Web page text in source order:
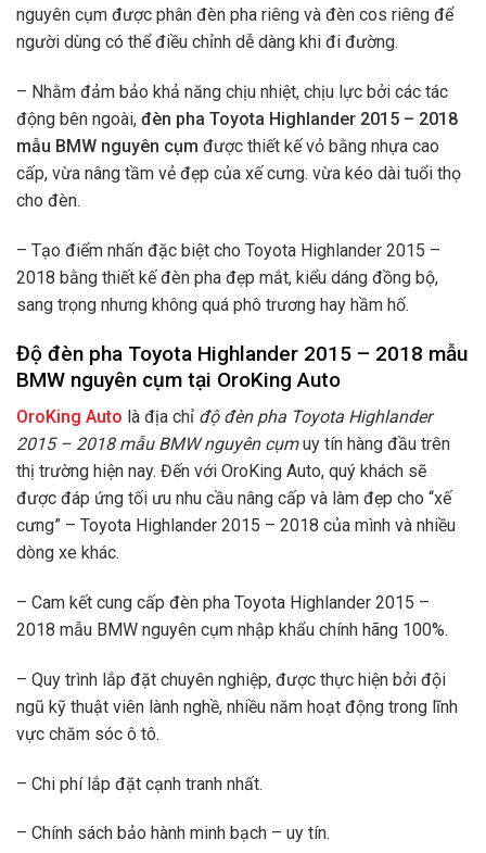
nguyên cụm được phân đèn pha riêng và đèn cos riêng để
người dùng có thể điều chỉnh dễ dàng khi đi đường.
– Nhằm đảm bảo khả năng chịu nhiệt, chịu lực bởi các tác
động bên ngoài, đèn pha Toyota Highlander 2015 – 2018
mẫu BMW nguyên cụm được thiết kế vỏ bằng nhựa cao
cấp, vừa nâng tầm vẻ đẹp của xế cưng. vừa kéo dài tuổi thọ
cho đèn.
– Tạo điểm nhấn đặc biệt cho Toyota Highlander 2015 –
2018 bằng thiết kế đèn pha đẹp mắt, kiểu dáng đồng bộ,
sang trọng nhưng không quá phô trương hay hầm hố.
Độ đèn pha Toyota Highlander 2015 – 2018 mẫu
BMW nguyên cụm tại OroKing Auto
OroKing Auto là địa chỉ độ đèn pha Toyota Highlander
2015 – 2018 mẫu BMW nguyên cụmuy tín hàng đầu trên
thị trường hiện nay. Đến với OroKing Auto, quý khách sẽ
được đáp ứng tối ưu nhu cầu nâng cấp và làm đẹp cho “xế
cưng” – Toyota Highlander 2015 – 2018 của mình và nhiều
dòng xe khác.
– Cam kết cung cấp đèn pha Toyota Highlander 2015 –
2018 mẫu BMW nguyên cụm nhập khẩu chính hãng 100%.
– Quy trình lắp đặt chuyên nghiệp, được thực hiện bởi đội
ngũ kỹ thuật viên lành nghề, nhiều năm hoạt động trong lĩnh
vực chăm sóc ô tô.
– Chi phí lắp đặt cạnh tranh nhất.
– Chính sách bảo hành minh bạch – uy tín.